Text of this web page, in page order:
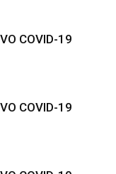
COVID-19
COVID-19